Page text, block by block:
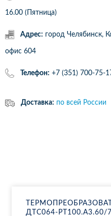
16.00 (Пятница)
Адрес: город Челябинск,
офис 604
Телефон: +7 (351) 700-75-
Доставка: по всей России
ДТ­С064-РТ100.А3.60/7